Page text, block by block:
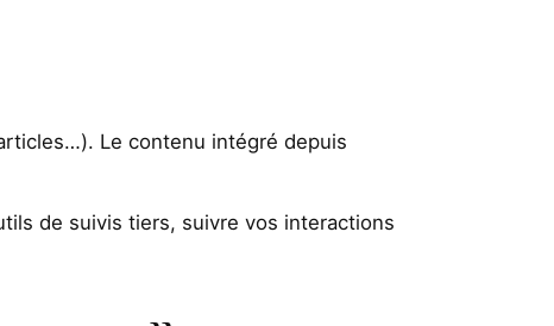
Le contenu intégré depuis
de suivis tiers, suivre vos interactions